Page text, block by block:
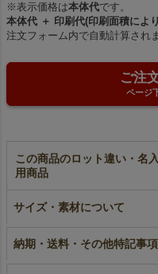
※表示価格は本体代です。
本体代 ＋ 印刷代(印刷面積によ
注文フォーム内で自動計算され
ご注
ページ
この商品のロット違い・名
用商品
マチ 大サイズ｜100
即納品｜ラミ
｜
リ
¥
サイズ・素材について
納期・送料・その他特記事項